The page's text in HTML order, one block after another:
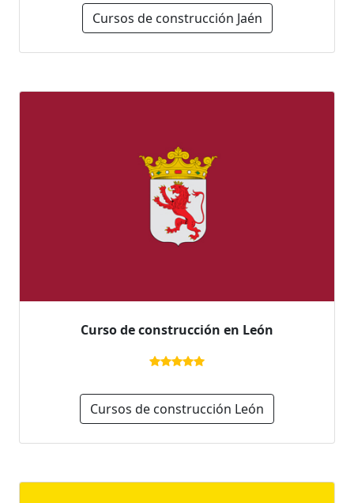
Cursos de construcción Jaén
Curso de construcción en León
Cursos de construcción León